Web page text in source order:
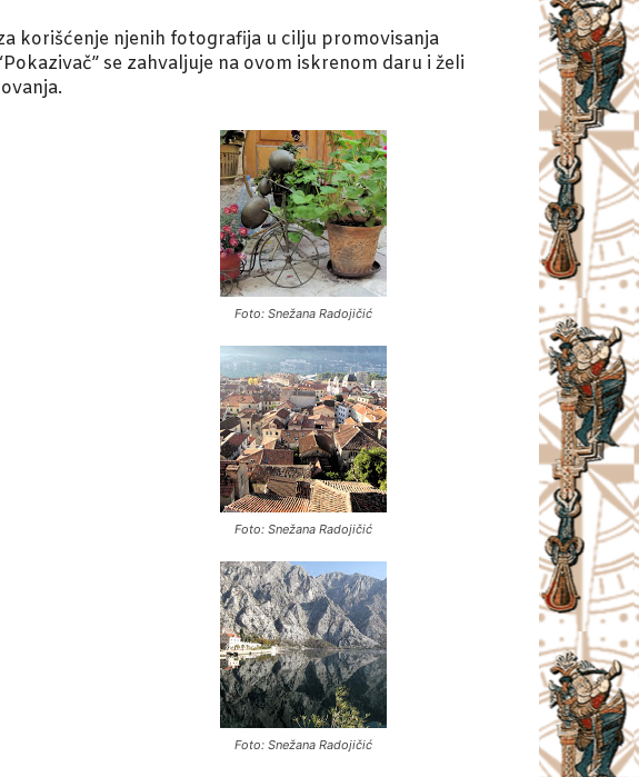
korišćenje njenih fotografija u cilju promovisanja
se zahvaljuje na ovom iskrenom daru i želi
Foto: Snežana Radojičić
Foto: Snežana Radojičić
Foto: Snežana Radojičić